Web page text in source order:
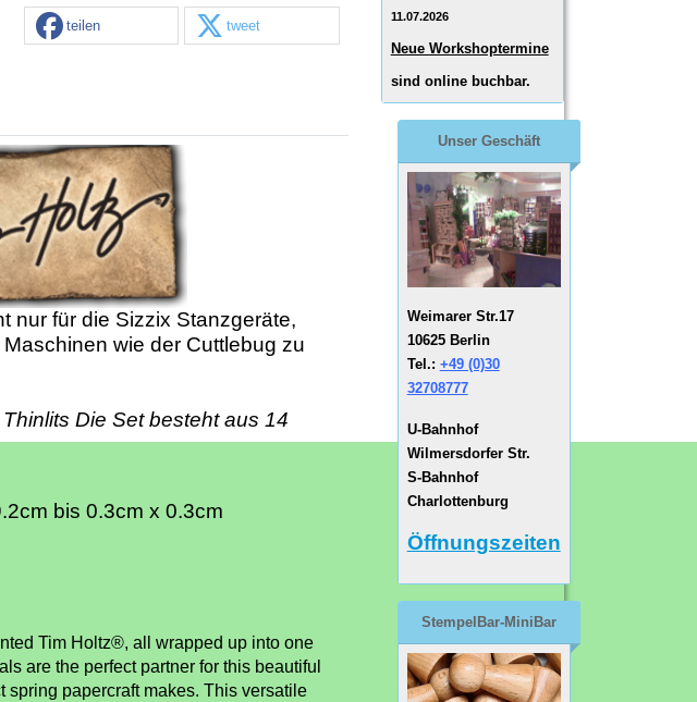
teilen tweet
nur für die Sizzix Stanzgeräte,
wie der Cuttlebug zu
Die Set besteht aus 14
bis 0.3cm x 0.3cm
Tim Holtz®, all wrapped up into one
are the perfect partner for this beautiful
spring papercraft makes. This versatile
11.07.2026
Neue Workshoptermine
sind online buchbar.
Unser Geschäft
Weimarer Str.17
10625 Berlin
Tel.: +49 (0)30
32708777
U-Bahnhof
Wilmersdorfer Str.
S-Bahnhof
Charlottenburg
Öffnungszeiten
StempelBar-MiniBar